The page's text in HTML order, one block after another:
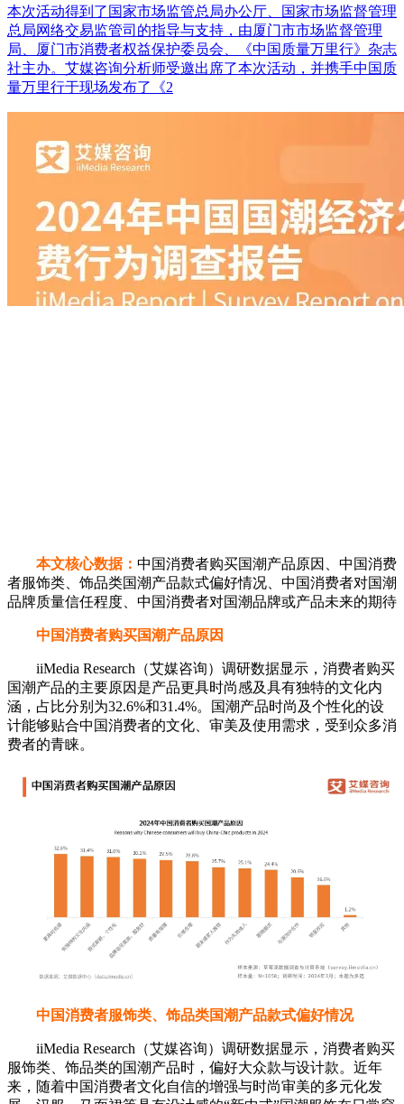
本次活动得到了国家市场监管总局办公厅、国家市场监督管理
总局网络交易监管司的指导与支持，由厦门市市场监督管理
局、厦门市消费者权益保护委员会、《中国质量万里行》杂志
社主办。艾媒咨询分析师受邀出席了本次活动，并携手中国质
量万里行于现场发布了《2
本文核心数据： 中国消费者购买国潮产品原因、中国消费
者服饰类、饰品类国潮产品款式偏好情况、中国消费者对国潮
品牌质量信任程度、中国消费者对国潮品牌或产品未来的期待
中国消费者购买国潮产品原因
iiMedia Research（艾媒咨询）调研数据显示，消费者购买
国潮产品的主要原因是产品更具时尚感及具有独特的文化内
涵，占比分别为32.6%和31.4%。国潮产品时尚及个性化的设
计能够贴合中国消费者的文化、审美及使用需求，受到众多消
费者的青睐。
中国消费者服饰类、饰品类国潮产品款式偏好情况
iiMedia Research（艾媒咨询）调研数据显示，消费者购买
服饰类、饰品类的国潮产品时，偏好大众款与设计款。近年
来，随着中国消费者文化自信的增强与时尚审美的多元化发